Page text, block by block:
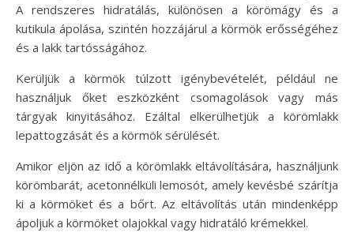
A rendszeres hidratálás, különösen a körömágy és a
kutikula ápolása, szintén hozzájárul a körmök erősségéhez
és a lakk tartósságához.
Kerüljük a körmök túlzott igénybevételét, például ne
használjuk őket eszközként csomagolások vagy más
tárgyak kinyitásához. Ezáltal elkerülhetjük a körömlakk
lepattogzását és a körmök sérülését.
Amikor eljön az idő a körömlakk eltávolítására, használjunk
körömbarát, acetonnélküli lemosót, amely kevésbé szárítja
ki a körmöket és a bőrt. Az eltávolítás után mindenképp
ápoljuk a körmöket olajokkal vagy hidratáló krémekkel.